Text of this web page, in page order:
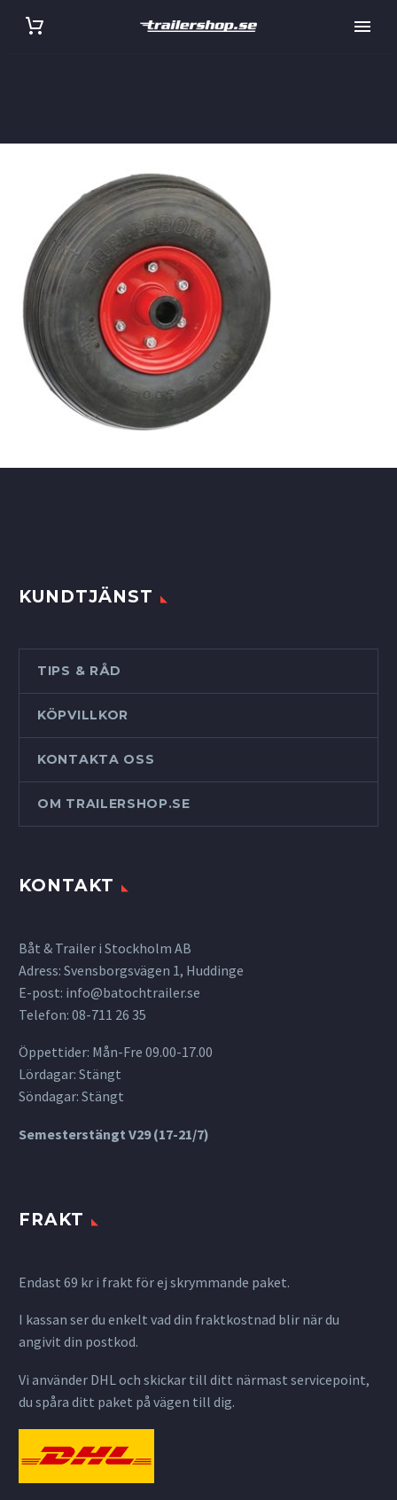
KUNDTJÄNST
TIPS & RÅD
KÖPVILLKOR
KONTAKTA OSS
OM TRAILERSHOP.SE
KONTAKT
Båt & Trailer i Stockholm AB
Adress: Svensborgsvägen 1, Huddinge
E-post: info@batochtrailer.se
Telefon: 08-711 26 35
Öppettider: Mån-Fre 09.00-17.00
Lördagar: Stängt
Söndagar: Stängt
Semesterstängt V29 (17-21/7)
FRAKT
Endast 69 kr i frakt för ej skrymmande paket.
I kassan ser du enkelt vad din fraktkostnad blir när du
angivit din postkod.
Vi använder DHL och skickar till ditt närmast servicepoint,
du spåra ditt paket på vägen till dig.